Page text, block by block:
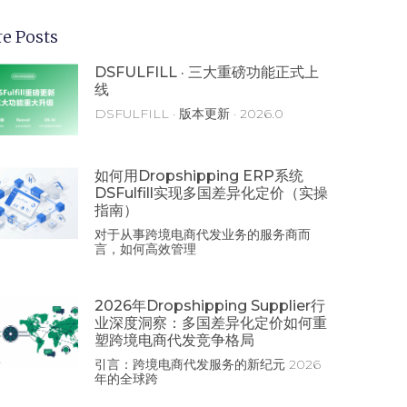
Posts
DSFULFILL · 三大重磅功能正式上
线
DSFULFILL · 版本更新 · 2026.0
如何用Dropshipping ERP系统
DSFulfill实现多国差异化定价（实操
指南）
对于从事跨境电商代发业务的服务商而
言，如何高效管理
2026年Dropshipping Supplier行
业深度洞察：多国差异化定价如何重
塑跨境电商代发竞争格局
引言：跨境电商代发服务的新纪元 2026
年的全球跨